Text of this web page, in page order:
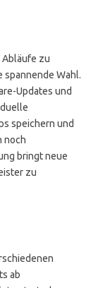
Abläufe zu
Wahl.
Updates und
speichern und
noch
bringt neue
zu
ab